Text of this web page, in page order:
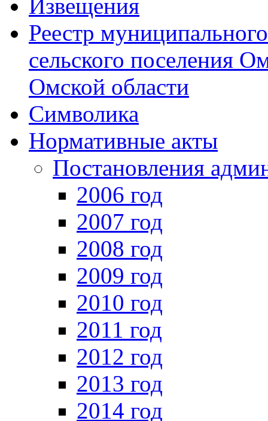
Извещения
Реестр
сельского поселения
Омской области
Символика
Нормативные акты
Постановления
2006 год
2007 год
2008 год
2009 год
2010 год
2011 год
2012 год
2013 год
2014 год